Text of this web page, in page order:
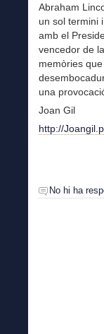
Abraham
un sol termini
amb el
vencedor de
memòries
una
Joan Gil
http://
No hi ha